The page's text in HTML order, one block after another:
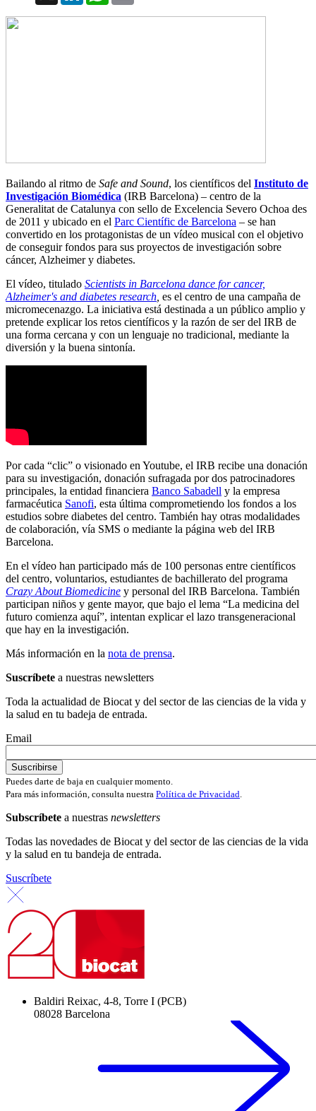
Bailando al ritmo de Safe and Sound, los científicos del Instituto de
Investigación Biomédica (IRB Barcelona) – centro de la
Generalitat de Catalunya con sello de Excelencia Severo Ochoa des
de 2011 y ubicado en el Parc Científic de Barcelona – se han
convertido en los protagonistas de un vídeo musical con el objetivo
de conseguir fondos para sus proyectos de investigación sobre
cáncer, Alzheimer y diabetes.
El vídeo, titulado Scientists in Barcelona dance for cancer,
Alzheimer's and diabetes research, es el centro de una campaña de
micromecenazgo. La iniciativa está destinada a un público amplio y
pretende explicar los retos científicos y la razón de ser del IRB de
una forma cercana y con un lenguaje no tradicional, mediante la
diversión y la buena sintonía.
Por cada “clic” o visionado en Youtube, el IRB recibe una donación
para su investigación, donación sufragada por dos patrocinadores
principales, la entidad financiera Banco Sabadell y la empresa
farmacéutica Sanofi, esta última comprometiendo los fondos a los
estudios sobre diabetes del centro. También hay otras modalidades
de colaboración, vía SMS o mediante la página web del IRB
Barcelona.
En el vídeo han participado más de 100 personas entre científicos
del centro, voluntarios, estudiantes de bachillerato del programa
Crazy About Biomedicine y personal del IRB Barcelona. También
participan niños y gente mayor, que bajo el lema “La medicina del
futuro comienza aquí”, intentan explicar el lazo transgeneracional
que hay en la investigación.
Más información en la nota de prensa.
Suscríbete a nuestras newsletters
Toda la actualidad de Biocat y del sector de las ciencias de la vida y
la salud en tu badeja de entrada.
Email
Puedes darte de baja en cualquier momento.
Para más información, consulta nuestra Política de Privacidad.
Subscríbete a nuestras newsletters
Todas las novedades de Biocat y del sector de las ciencias de la vida
y la salud en tu bandeja de entrada.
Suscríbete
Baldiri Reixac, 4-8, Torre I (PCB)
08028 Barcelona